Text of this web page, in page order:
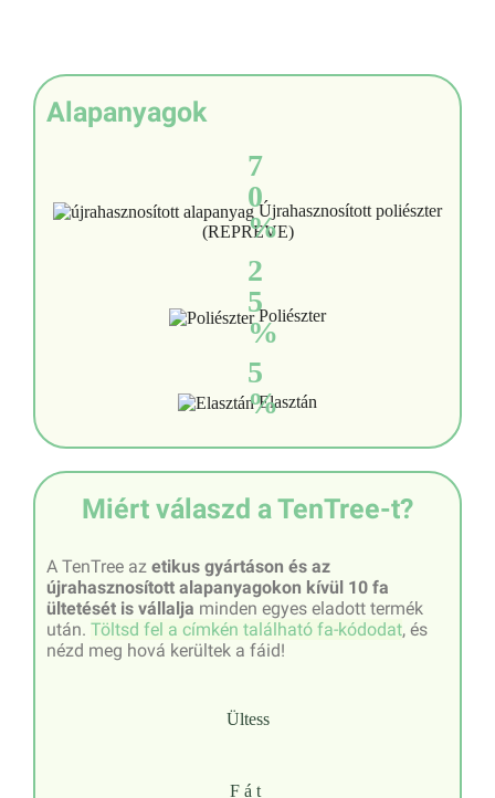
Alapanyagok
7
0
%
Újrahasznosított poliészter
(REPREVE)
2
5
%
Poliészter
5
%
Elasztán
Miért válaszd a TenTree-t?
A TenTree az etikus gyártáson és az
újrahasznosított alapanyagokon kívül 10 fa
ültetését is vállalja minden egyes eladott termék
után. Töltsd fel a címkén található fa-kódodat, és
nézd meg hová kerültek a fáid!
Ültess
Fát